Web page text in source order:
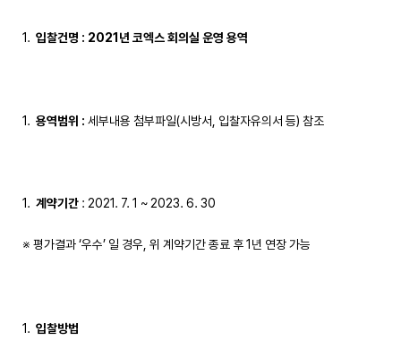
입찰건명 : 2021 년 코엑스 회의실 운영 용역
용역범위 : 세부내용 첨부파일(시방서, 입찰자유의서 등) 참조
계약기간: 2021. 7. 1 ~ 2023. 6. 30
※ 평가결과 ‘우수’ 일 경우, 위 계약기간 종료 후 1년 연장 가능
입찰방법